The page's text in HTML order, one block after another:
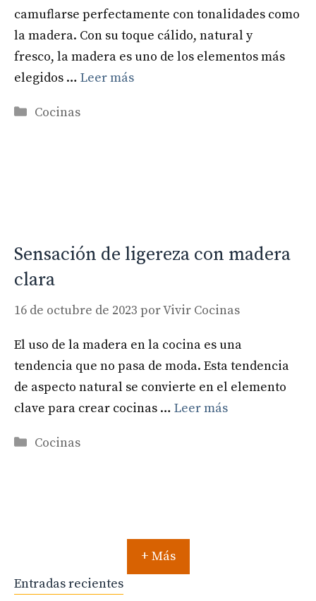
camuflarse perfectamente con tonalidades como
la madera. Con su toque cálido, natural y
fresco, la madera es uno de los elementos más
elegidos … Leer más
Categorías
Cocinas
Sensación de ligereza con madera
clara
16 de octubre de 2023 porVivir Cocinas
El uso de la madera en la cocina es una
tendencia que no pasa de moda. Esta tendencia
de aspecto natural se convierte en el elemento
clave para crear cocinas … Leer más
Categorías
Cocinas
+ Más
Entradas recientes